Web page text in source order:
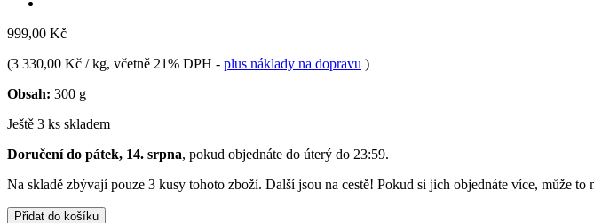
999,00 Kč
(3 330,00 Kč / kg, včetně 21% DPH - plus náklady na dopravu )
Obsah: 300 g
Ještě 3 ks skladem
Doručení do pátek, 14. srpna, pokud objednáte do úterý do 23:59.
Na skladě zbývají pouze 3 kusy tohoto zboží. Další jsou na cestě! Pokud si jich objednáte více, může to
Přidat do košíku